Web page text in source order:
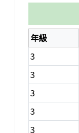
年級
3
3
3
3
3